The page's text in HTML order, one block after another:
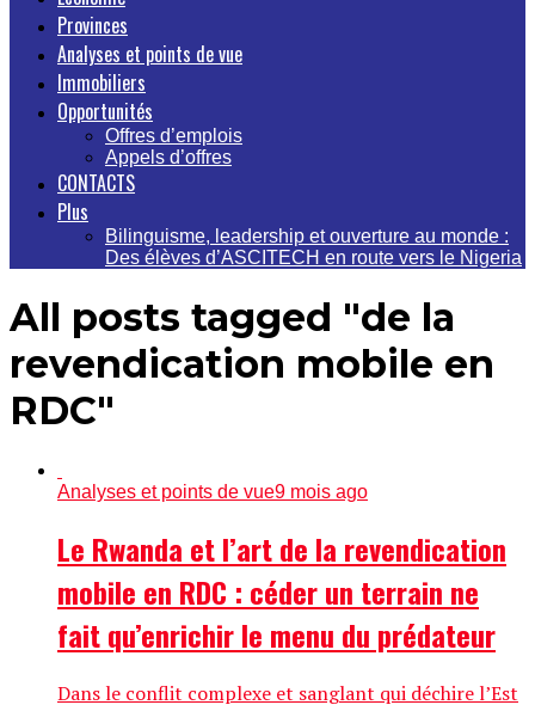
Provinces
Analyses et points de vue
Immobiliers
Opportunités
Offres d’emplois
Appels d’offres
CONTACTS
Plus
Bilinguisme, leadership et ouverture au monde :
Des élèves d’ASCITECH en route vers le Nigeria
All posts tagged "de la
revendication mobile en
RDC"
Analyses et points de vue9 mois ago
Le Rwanda et l’art de la revendication
mobile en RDC : céder un terrain ne
fait qu’enrichir le menu du prédateur
Dans le conflit complexe et sanglant qui déchire l’Est